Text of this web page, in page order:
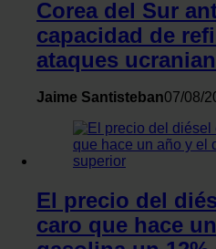
haya hecho de sus servicios.
Corea del Sur
capacidad de
ataques
Jaime Santisteban07/08/
El precio del
caro que hace